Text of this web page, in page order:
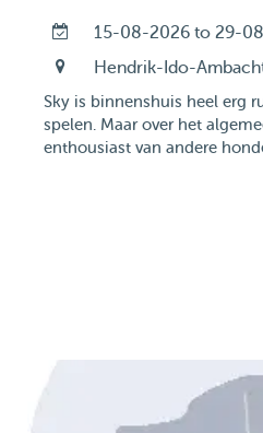
15-08-2026 to 29-
Hendrik-Ido-
Sky is binnenshuis heel erg
spelen. Maar over het
enthousiast van andere